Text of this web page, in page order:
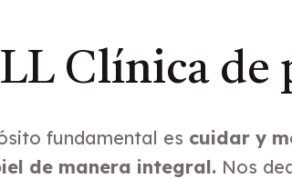
Clínica de
fundamental es cuidar y
de manera integral. Nos